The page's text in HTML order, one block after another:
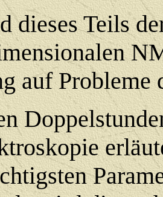
dieses Teils
auf Probleme